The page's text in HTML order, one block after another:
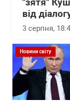
"зятя"
від
3 серпня,
Новини світу